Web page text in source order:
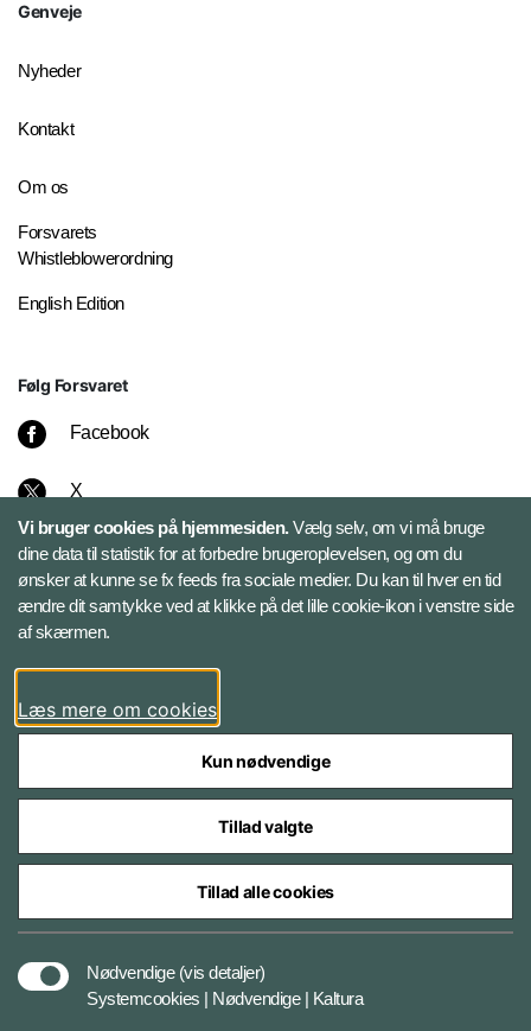
Genveje
Nyheder
Kontakt
Om os
Forsvarets
Whistleblowerordning
English Edition
Følg Forsvaret
Facebook
X
Instagram
Bluesky
LinkedIn
Styrelser og myndigheder under Forsvarsministeriet
Vi bruger cookies på hjemmesiden.Vælg selv, om vi må bruge
dine data til statistik for at forbedre brugeroplevelsen, og om du
ønsker at kunne se fx feeds fra sociale medier. Du kan til hver en tid
ændre dit samtykke ved at klikke på det lille cookie-ikon i venstre side
af skærmen.
Læs mere om cookies
Kun nødvendige
Tillad valgte
Tillad alle cookies
Nødvendige (vis detaljer)
Systemcookies | Nødvendige | Kaltura